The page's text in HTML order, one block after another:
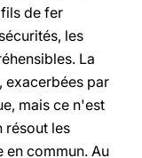
fils de fer
les
La
exacerbées par
mais ce n'est
résout les
en commun. Au